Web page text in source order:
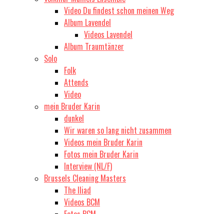
Video Du findest schon meinen Weg
Album Lavendel
Videos Lavendel
Album Traumtänzer
Solo
Folk
Attends
Video
mein Bruder Karin
dunkel
Wir waren so lang nicht zusammen
Videos mein Bruder Karin
Fotos mein Bruder Karin
Interview (NL/F)
Brussels Cleaning Masters
The Iliad
Videos BCM